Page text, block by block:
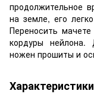
продолжительное
на земле, его
Переносить
кордуры нейлона.
ножен прошиты и
Характеристики